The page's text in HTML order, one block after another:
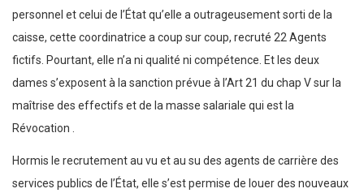
personnel et celui de l’État qu’elle a outrageusement sorti de la
caisse, cette coordinatrice a coup sur coup, recruté 22 Agents
fictifs. Pourtant, elle n’a ni qualité ni compétence. Et les deux
dames s’exposent à la sanction prévue à l’Art 21 du chap V sur la
maîtrise des effectifs et de la masse salariale qui est la
Révocation .
Hormis le recrutement au vu et au su des agents de carrière des
services publics de l’État, elle s’est permise de louer des nouveaux